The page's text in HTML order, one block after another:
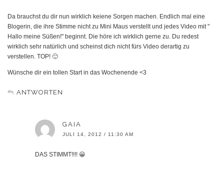
Da brauchst du dir nun wirklich keiene Sorgen machen. Endlich mal eine
Blogerin, die ihre Stimme nicht zu Mini Maus verstellt und jedes Video mit "
Hallo meine Süßen!" beginnt. Die höre ich wirklich gerne zu. Du redest
wirklich sehr natürlich und scheinst dich nicht fürs Video derartig zu
verstellen. TOP! 🙂
Wünsche dir ein tollen Start in das Wochenende <3
ANTWORTEN
GAIA
JULI 14, 2012 / 11:30 AM
DAS STIMMT!!!! 😀